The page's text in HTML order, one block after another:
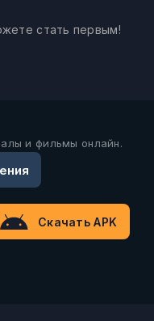
стать первым!
и фильмы онлайн.
Скачать APK